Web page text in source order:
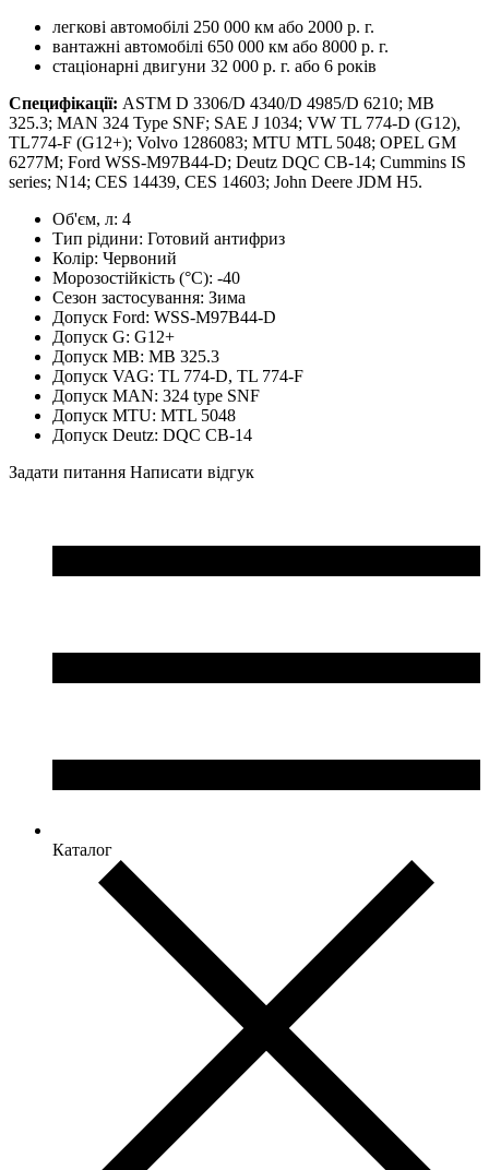
легкові автомобілі 250 000 км або 2000 р. г.
вантажні автомобілі 650 000 км або 8000 р. г.
стаціонарні двигуни 32 000 р. г. або 6 років
Специфікації: ASTM D 3306/D 4340/D 4985/D 6210; MB
325.3; MAN 324 Type SNF; SAE J 1034; VW TL 774-D (G12),
TL774-F (G12+); Volvo 1286083; MTU MTL 5048; OPEL GM
6277M; Ford WSS-M97B44-D; Deutz DQC CB-14; Cummins IS
series; N14; CES 14439, CES 14603; John Deere JDM H5.
Об'єм, л: 4
Тип рідини: Готовий антифриз
Колір: Червоний
Морозостійкість (°С): -40
Сезон застосування: Зима
Допуск Ford: WSS-M97B44-D
Допуск G: G12+
Допуск MB: MB 325.3
Допуск VAG: TL 774-D, TL 774-F
Допуск MAN: 324 type SNF
Допуск MTU: MTL 5048
Допуск Deutz: DQC CB-14
Задати питання Написати відгук
Каталог